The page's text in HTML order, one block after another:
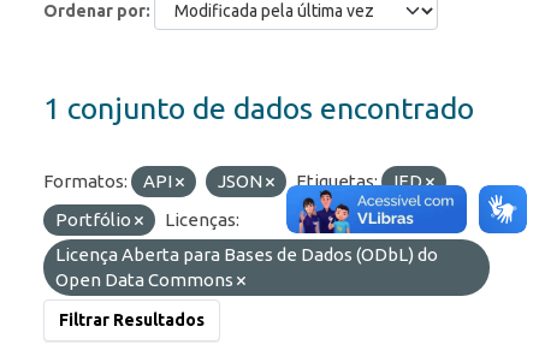
Ordenar por
1 conjunto de dados encontrado
Formatos: API JSON Etiquetas:
IED
Portfólio
Licenças:
Licença Aberta para Bases de Dados (ODbL) do
Open Data Commons
Filtrar Resultados